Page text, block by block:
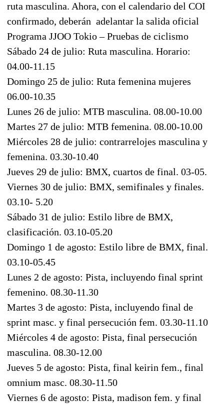
ruta masculina. Ahora, con el calendario del COI
confirmado, deberán adelantar la salida oficial
Programa JJOO Tokio – Pruebas de ciclismo
Sábado 24 de julio: Ruta masculina. Horario:
04.00-11.15
Domingo 25 de julio: Ruta femenina mujeres
06.00-10.35
Lunes 26 de julio: MTB masculina. 08.00-10.00
Martes 27 de julio: MTB femenina. 08.00-10.00
Miércoles 28 de julio: contrarrelojes masculina y
femenina. 03.30-10.40
Jueves 29 de julio: BMX, cuartos de final. 03-05.
Viernes 30 de julio: BMX, semifinales y finales.
03.10- 5.20
Sábado 31 de julio: Estilo libre de BMX,
clasificación. 03.10-05.20
Domingo 1 de agosto: Estilo libre de BMX, final.
03.10-05.45
Lunes 2 de agosto: Pista, incluyendo final sprint
femenino. 08.30-11.30
Martes 3 de agosto: Pista, incluyendo final de
sprint masc. y final persecución fem. 03.30-11.10
Miércoles 4 de agosto: Pista, final persecución
masculina. 08.30-12.00
Jueves 5 de agosto: Pista, final keirin fem., final
omnium masc. 08.30-11.50
Viernes 6 de agosto: Pista, madison fem. y final